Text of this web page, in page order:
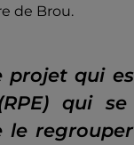
de Brou.
projet qui
qui
le